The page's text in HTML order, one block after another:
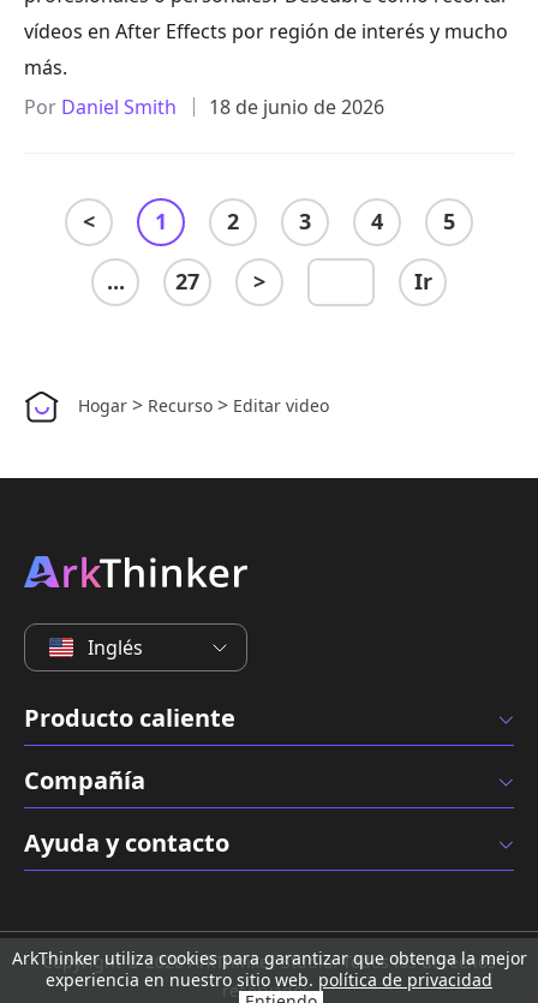
vídeos en After Effects por región de interés y mucho
más.
Por Daniel Smith 18 de junio de 2026
< 1 2 3 4 5
... 27 > Ir
Hogar > Recurso > Editar video
Inglés
Producto caliente
Compañía
Ayuda y contacto
Copyright © 2026 ArkThinker Studio. Todos los derechos
reservados.
ArkThinker utiliza cookies para garantizar que obtenga la mejor
experiencia en nuestro sitio web. política de privacidad